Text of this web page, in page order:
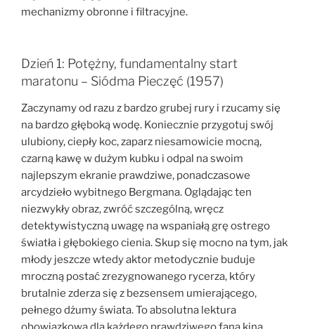
mechanizmy obronne i filtracyjne.
Dzień 1: Potężny, fundamentalny start
maratonu – Siódma Pieczęć (1957)
Zaczynamy od razu z bardzo grubej rury i rzucamy się
na bardzo głęboką wodę. Koniecznie przygotuj swój
ulubiony, ciepły koc, zaparz niesamowicie mocną,
czarną kawę w dużym kubku i odpal na swoim
najlepszym ekranie prawdziwe, ponadczasowe
arcydzieło wybitnego Bergmana. Oglądając ten
niezwykły obraz, zwróć szczególną, wręcz
detektywistyczną uwagę na wspaniałą grę ostrego
światła i głębokiego cienia. Skup się mocno na tym, jak
młody jeszcze wtedy aktor metodycznie buduje
mroczną postać zrezygnowanego rycerza, który
brutalnie zderza się z bezsensem umierającego,
pełnego dżumy świata. To absolutna lektura